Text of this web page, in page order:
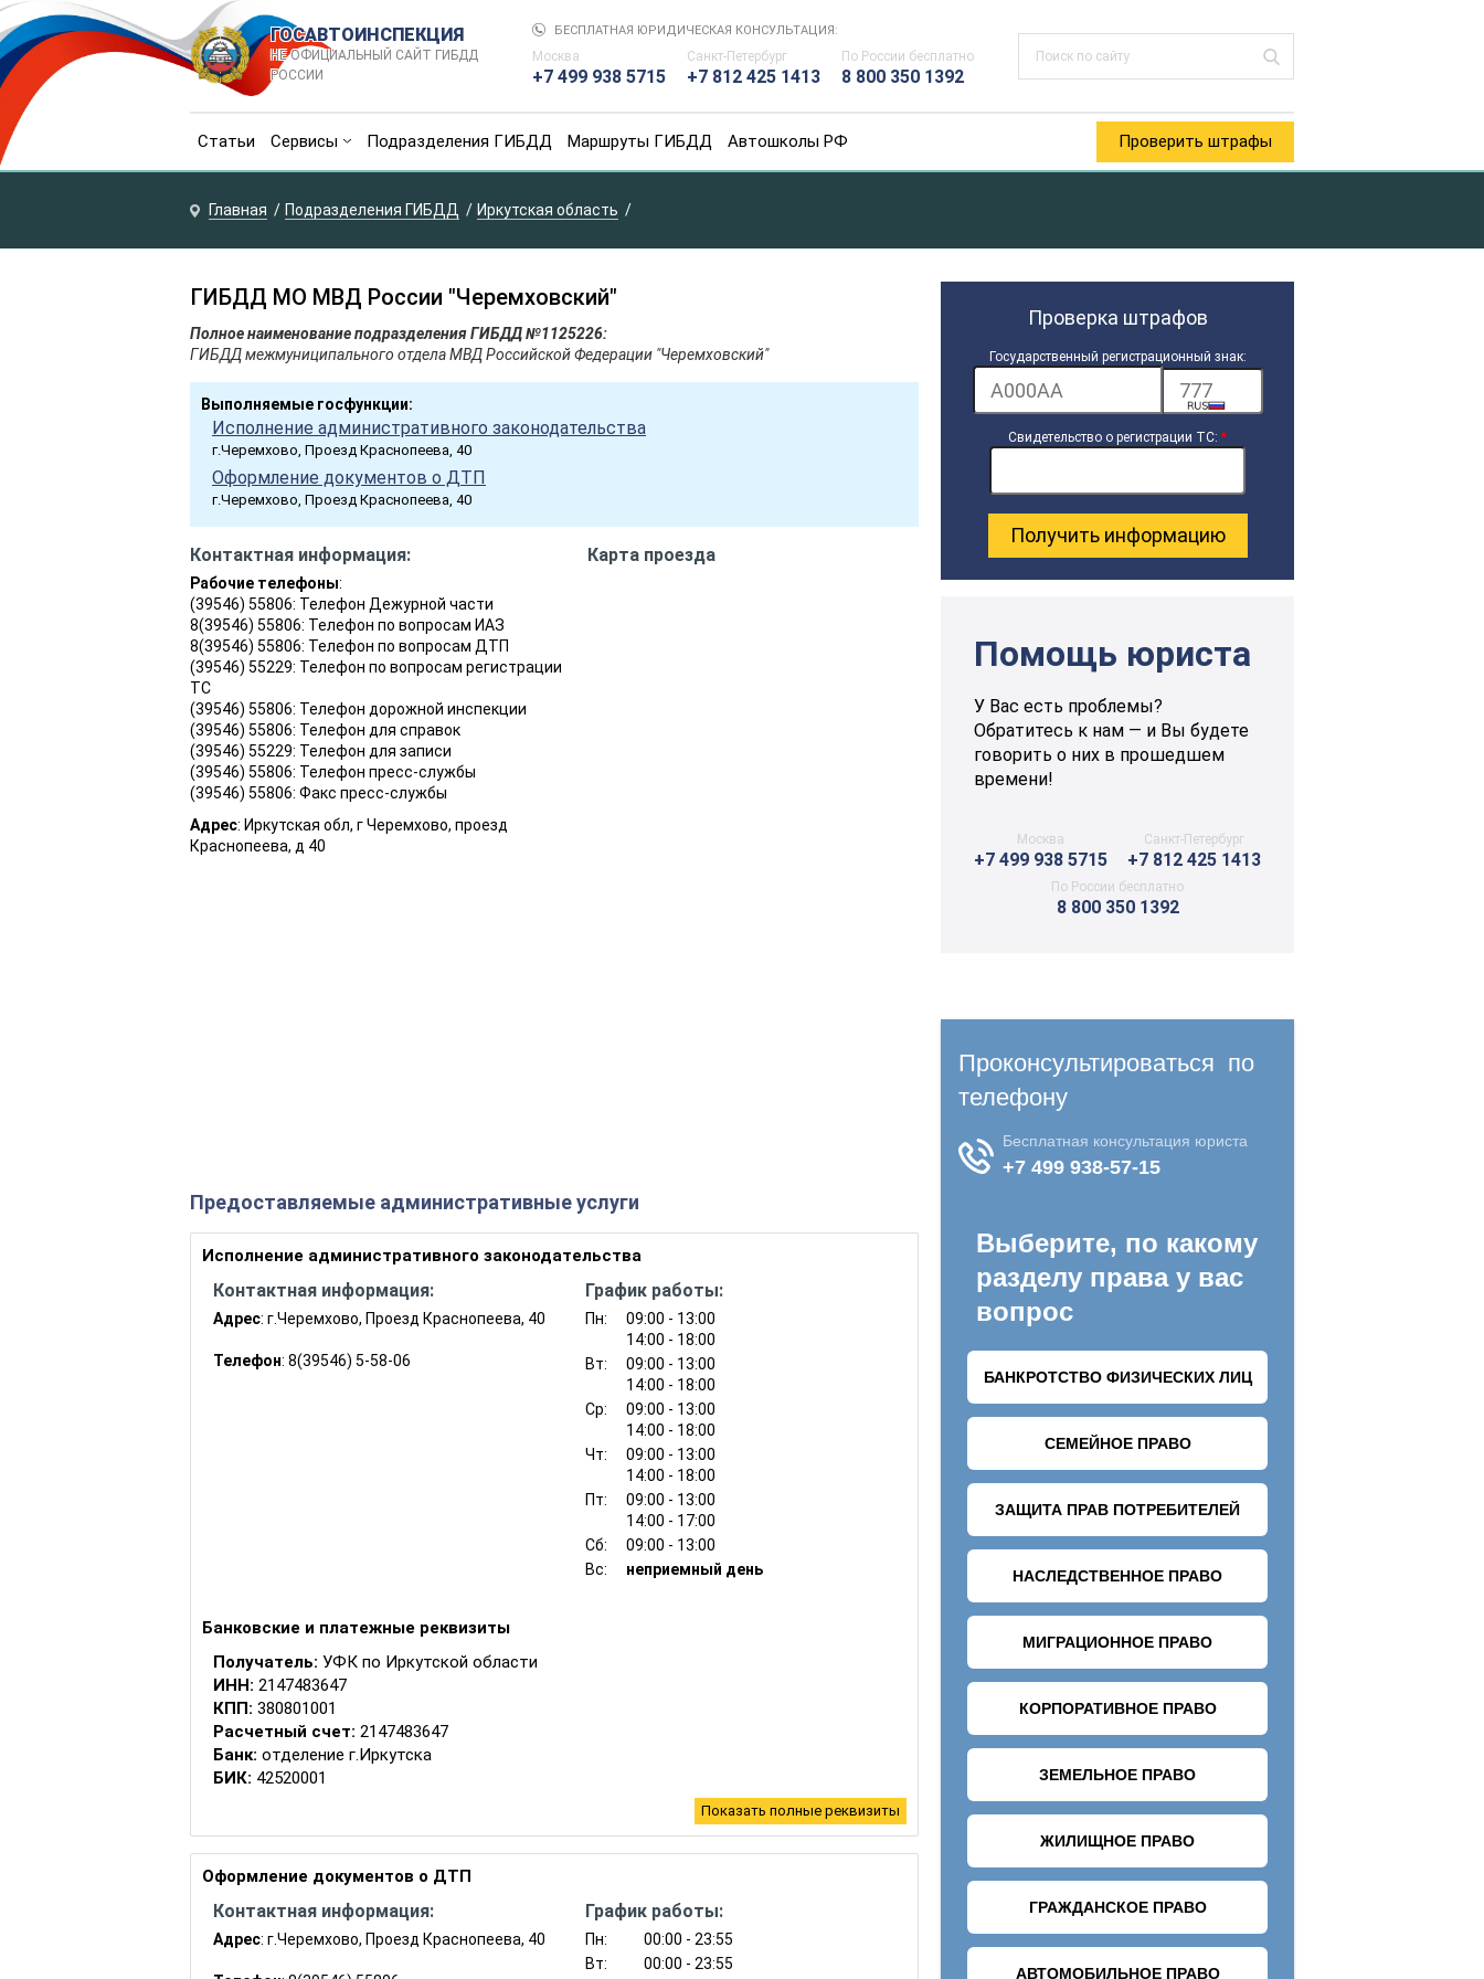
ГОСАВТОИНСПЕКЦИЯ
НЕ ОФИЦИАЛЬНЫЙ САЙТ ГИБДД
РОССИИ
БЕСПЛАТНАЯ ЮРИДИЧЕСКАЯ КОНСУЛЬТАЦИЯ:
Москва
+7 499 938 5715
Санкт-Петербург
+7 812 425 1413
По России бесплатно
8 800 350 1392
Статьи Сервисы Подразделения ГИБДД Маршруты ГИБДД Автошколы РФ Проверить штрафы
Главная Подразделения ГИБДД Иркутская область
ГИБДД МО МВД России "Черемховский"
Полное наименование подразделения ГИБДД №1125226:
ГИБДД межмуниципального отдела МВД Российской Федерации "Черемховский"
Выполняемые госфункции:
Исполнение административного законодательства
г.Черемхово, Проезд Краснопеева, 40
Оформление документов о ДТП
г.Черемхово, Проезд Краснопеева, 40
Контактная информация:
Рабочие телефоны:
(39546) 55806: Телефон Дежурной части
8(39546) 55806: Телефон по вопросам ИАЗ
8(39546) 55806: Телефон по вопросам ДТП
(39546) 55229: Телефон по вопросам регистрации
ТС
(39546) 55806: Телефон дорожной инспекции
(39546) 55806: Телефон для справок
(39546) 55229: Телефон для записи
(39546) 55806: Телефон пресc-службы
(39546) 55806: Факс пресс-службы
Адрес: Иркутская обл, г Черемхово, проезд
Краснопеева, д 40
Карта проезда
Предоставляемые административные услуги
Исполнение административного законодательства
Контактная информация:
Адрес: г.Черемхово, Проезд Краснопеева, 40
Телефон: 8(39546) 5-58-06
График работы:
Пн:
09:00 - 13:00
14:00 - 18:00
Вт:
09:00 - 13:00
14:00 - 18:00
Ср:
09:00 - 13:00
14:00 - 18:00
Чт:
09:00 - 13:00
14:00 - 18:00
Пт:
09:00 - 13:00
14:00 - 17:00
Сб:
09:00 - 13:00
Вс:
неприемный день
Показать полные реквизиты
Банковские и платежные реквизиты
Получатель: УФК по Иркутской области
ИНН: 2147483647
КПП: 380801001
Расчетный счет: 2147483647
Банк: отделение г.Иркутска
БИК: 42520001
Штраф за нарушение законодательства о рекламе (ст. 14.37, ч.2 ст. 14.38)
18811626000016000140
Штраф за нарушение законодательства в области обеспечения санитарно-
эпидемиологического благополучия человека и законодательства в сфере защиты
прав потребителей (ст. 14.43)
18811628000016000140
Оформление документов о ДТП
Контактная информация:
Адрес: г.Черемхово, Проезд Краснопеева, 40
График работы:
Пн:
00:00 - 23:55
Вт:
00:00 - 23:55
Проверка штрафов
Государственный регистрационный знак:
Свидетельство о регистрации ТС: *
Помощь юриста
У Вас есть проблемы?
Обратитесь к нам — и Вы будете
говорить о них в прошедшем
времени!
Москва
+7 499 938 5715
Санкт-Петербург
+7 812 425 1413
По России бесплатно
8 800 350 1392